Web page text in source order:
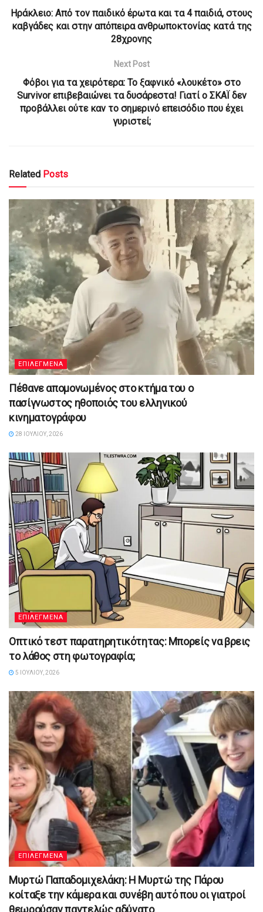
Ηράκλειο: Από τον παιδικό έρωτα και τα 4 παιδιά, στους
καβγάδες και στην απόπειρα ανθρωποκτονίας κατά της
28χρονης
Next Post
Φόβοι για τα χειρότερα: Το ξαφνικό «λουκέτο» στο
Survivor επιβεβαιώνει τα δυσάρεστα! Γιατί ο ΣΚΑΪ δεν
προβάλλει ούτε καν το σημερινό επεισόδιο που έχει
γυριστεί;
Related Posts
ΕΠΙΛΕΓΜΕΝΑ
Πέθανε απομονωμένος στο κτήμα του ο
πασίγνωστος ηθοποιός του ελληνικού
κινηματογράφου
28 ΙΟΥΛΊΟΥ, 2026
ΕΠΙΛΕΓΜΕΝΑ
Οπτικό τεστ παρατηρητικότητας: Μπορείς να βρεις
το λάθος στη φωτογραφία;
5 ΙΟΥΛΊΟΥ, 2026
ΕΠΙΛΕΓΜΕΝΑ
Μυρτώ Παπαδομιχελάκη: Η Μυρτώ της Πάρου
κοίταξε την κάμερα και συνέβη αυτό που οι γιατροί
θεωρούσαν παντελώς αδύνατο